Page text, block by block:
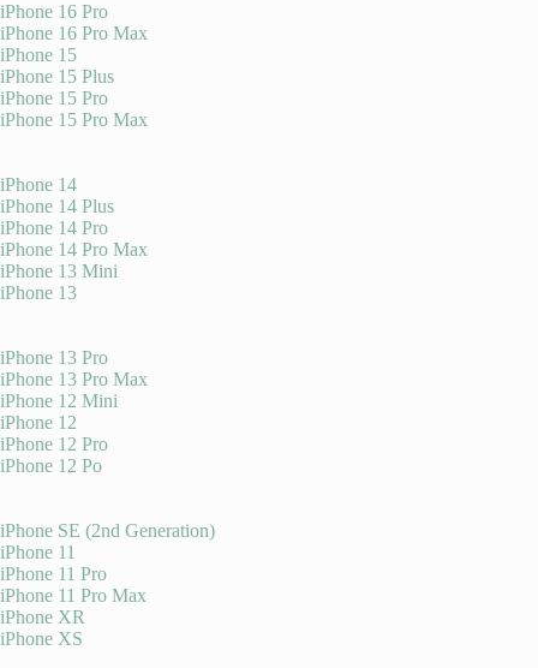
iPhone 16 Pro
iPhone 16 Pro Max
iPhone 15
iPhone 15 Plus
iPhone 15 Pro
iPhone 15 Pro Max
iPhone 14
iPhone 14 Plus
iPhone 14 Pro
iPhone 14 Pro Max
iPhone 13 Mini
iPhone 13
iPhone 13 Pro
iPhone 13 Pro Max
iPhone 12 Mini
iPhone 12
iPhone 12 Pro
iPhone 12 Po
iPhone SE (2nd Generation)
iPhone 11
iPhone 11 Pro
iPhone 11 Pro Max
iPhone XR
iPhone XS